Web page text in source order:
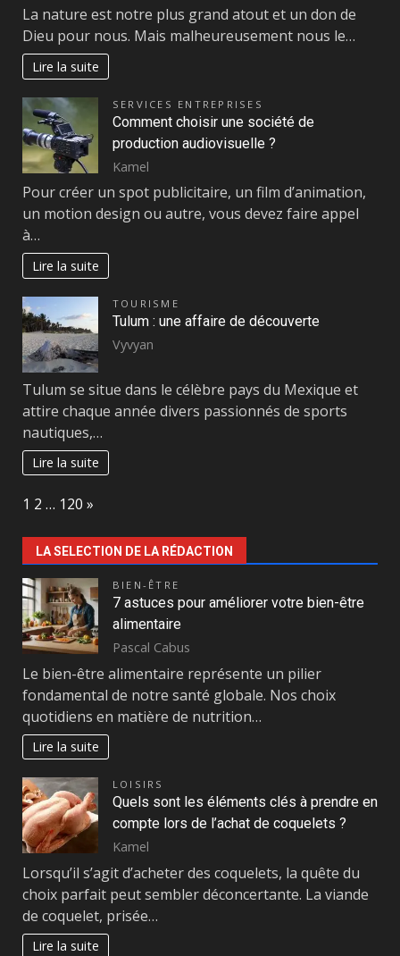
La nature est notre plus grand atout et un don de
Dieu pour nous. Mais malheureusement nous le…
Lire la suite
SERVICES ENTREPRISES
Comment choisir une société de
production audiovisuelle ?
Kamel
Pour créer un spot publicitaire, un film d’animation,
un motion design ou autre, vous devez faire appel
à…
Lire la suite
TOURISME
Tulum : une affaire de découverte
Vyvyan
Tulum se situe dans le célèbre pays du Mexique et
attire chaque année divers passionnés de sports
nautiques,…
Lire la suite
Page:
1 2 … 120 Next
»
LA SELECTION DE LA RÉDACTION
BIEN-ÊTRE
7 astuces pour améliorer votre bien-être
alimentaire
Pascal Cabus
Le bien-être alimentaire représente un pilier
fondamental de notre santé globale. Nos choix
quotidiens en matière de nutrition…
Lire la suite
LOISIRS
Quels sont les éléments clés à prendre en
compte lors de l’achat de coquelets ?
Kamel
Lorsqu’il s’agit d’acheter des coquelets, la quête du
choix parfait peut sembler déconcertante. La viande
de coquelet, prisée…
Lire la suite